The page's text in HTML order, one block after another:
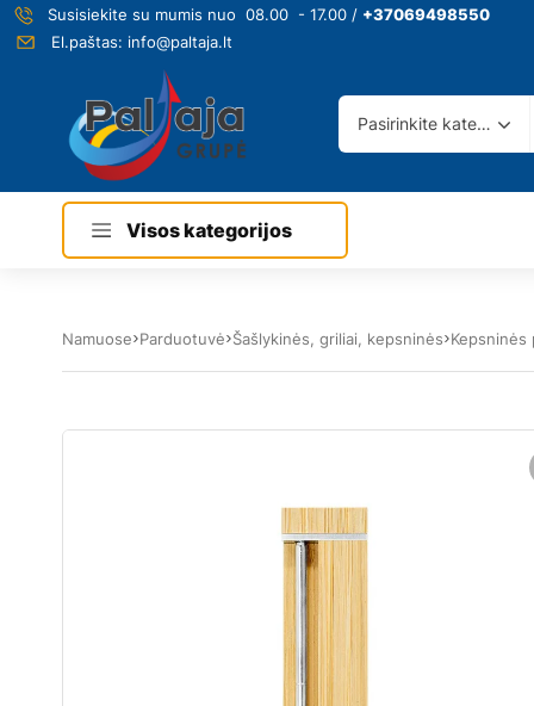
Susisiekite su mumis nuo 08.00 - 17.00 / +37069498550
El.paštas: info@paltaja.lt
Pasirinkite kategoriją
Visos kategorijos
Namuose Parduotuvė Šašlykinės, griliai, kepsninės Kepsninės